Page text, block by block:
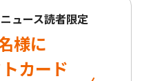
ュース読者限定
様に
カード